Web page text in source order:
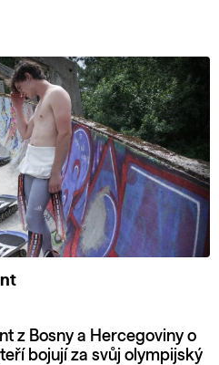
z Bosny a Hercegoviny o
bojují za svůj olympijský